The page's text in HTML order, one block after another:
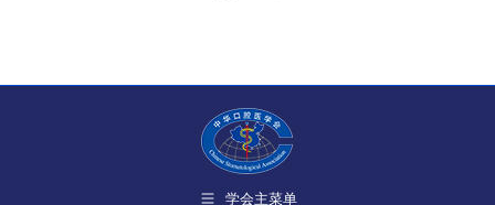
学会主菜单